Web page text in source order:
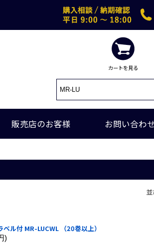
カートを見る
販売店のお客様 お問い合わ
並
ル付 MR-LUCWL （20巻以上）
)